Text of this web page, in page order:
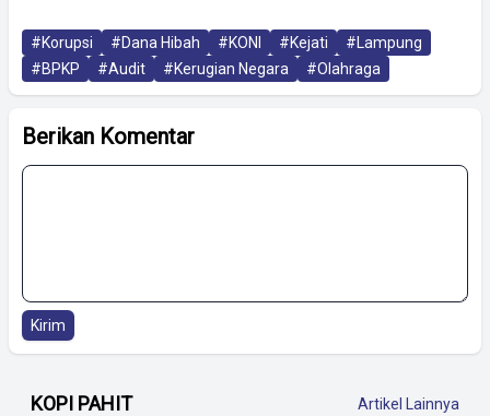
#Korupsi #Dana Hibah #KONI #Kejati
#Lampung
#BPKP
#Audit #Kerugian Negara #Olahraga
Berikan Komentar
Kirim
KOPI PAHIT Artikel Lainnya